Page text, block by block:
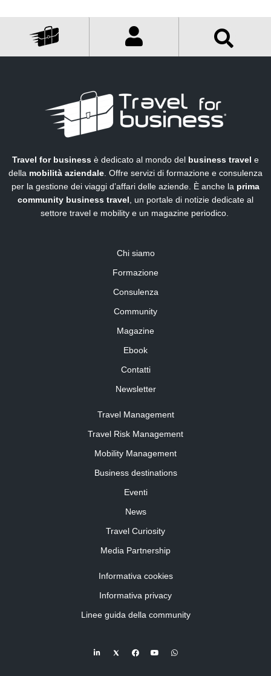
Travel for business è dedicato al mondo del business travel e
della mobilità aziendale . Offre servizi di formazione e consulenza
per la gestione dei viaggi d’affari delle aziende. È anche la prima
community business travel , un portale di notizie dedicate al
settore travel e mobility e un magazine periodico.
Chi siamo
Formazione
Consulenza
Community
Magazine
Ebook
Contatti
Newsletter
Travel Management
Travel Risk Management
Mobility Management
Business destinations
Eventi
News
Travel Curiosity
Media Partnership
Informativa cookies
Informativa privacy
Linee guida della community